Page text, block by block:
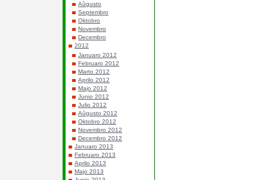
Aŭgusto
Septembro
Oktobro
Novembro
Decembro
2012
Januaro 2012
Februaro 2012
Marto 2012
Aprilo 2012
Majo 2012
Junio 2012
Julio 2012
Aŭgusto 2012
Oktobro 2012
Novembro 2012
Decembro 2012
Januaro 2013
Februaro 2013
Aprilo 2013
Majo 2013